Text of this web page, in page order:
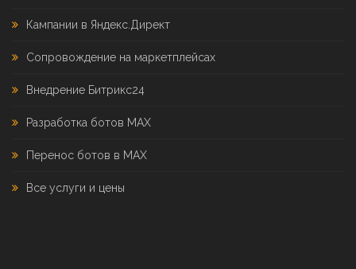
Кампании в Яндекс.Директ
Сопровождение на маркетплейсах
Внедрение Битрикс24
Разработка ботов MAX
Перенос ботов в MAX
Все услуги и цены